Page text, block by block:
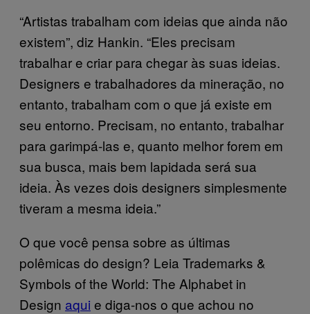
“Artistas trabalham com ideias que ainda não
existem”, diz Hankin. “Eles precisam
trabalhar e criar para chegar às suas ideias.
Designers e trabalhadores da mineração, no
entanto, trabalham com o que já existe em
seu entorno. Precisam, no entanto, trabalhar
para garimpá-las e, quanto melhor forem em
sua busca, mais bem lapidada será sua
ideia. Às vezes dois designers simplesmente
tiveram a mesma ideia.”
O que você pensa sobre as últimas
polêmicas do design? Leia Trademarks &
Symbols of the World: The Alphabet in
Design aqui e diga-nos o que achou no